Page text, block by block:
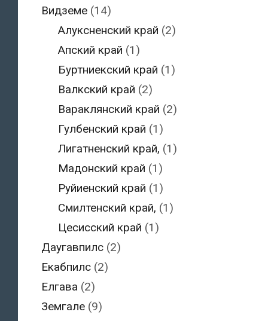
Видземе(14)
Алуксненский край (2)
Апский край (1)
Буртниекский край (1)
Валкский край (2)
Вараклянский край (2)
Гулбенский край (1)
Лигатненский край, (1)
Мадонский край (1)
Руйиенский край (1)
Смилтенский край, (1)
Цесисский край (1)
Даугавпилс(2)
Екабпилс(2)
Елгава (2)
Земгале(9)